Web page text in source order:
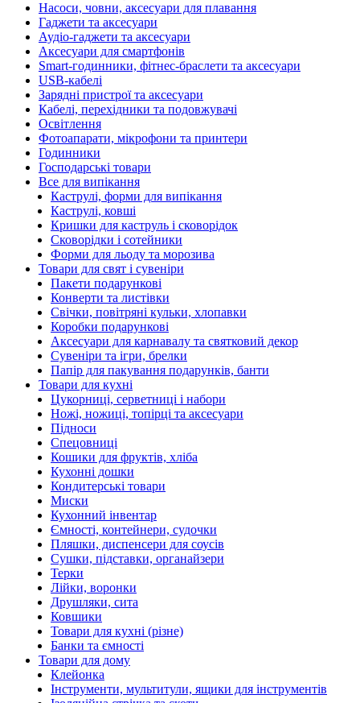
Насоси, човни, аксесуари для плавання
Гаджети та аксесуари
Аудіо-гаджети та аксесуари
Аксесуари для смартфонів
Smart-годинники, фітнес-браслети та аксесуари
USB-кабелі
Зарядні пристрої та аксесуари
Кабелі, перехідники та подовжувачі
Освітлення
Фотоапарати, мікрофони та принтери
Годинники
Господарські товари
Все для випікання
Каструлі, форми для випікання
Каструлі, ковші
Кришки для каструль і сковорідок
Сковорідки і сотейники
Форми для льоду та морозива
Товари для свят і сувеніри
Пакети подарункові
Конверти та листівки
Свічки, повітряні кульки, хлопавки
Коробки подарункові
Аксесуари для карнавалу та святковий декор
Сувеніри та ігри, брелки
Папір для пакування подарунків, банти
Товари для кухні
Цукорниці, серветниці і набори
Ножі, ножиці, топірці та аксесуари
Підноси
Спецовниці
Кошики для фруктів, хліба
Кухонні дошки
Кондитерські товари
Миски
Кухонний інвентар
Ємності, контейнери, судочки
Пляшки, диспенсери для соусів
Сушки, підставки, органайзери
Терки
Лійки, воронки
Друшляки, сита
Ковшики
Товари для кухні (різне)
Банки та ємності
Товари для дому
Клейонка
Інструменти, мультитули, ящики для інструментів